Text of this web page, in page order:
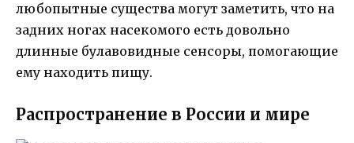
любопытные существа могут заметить, что на
задних ногах насекомого есть довольно
длинные булавовидные сенсоры, помогающие
ему находить пищу.
Распространение в России и мире